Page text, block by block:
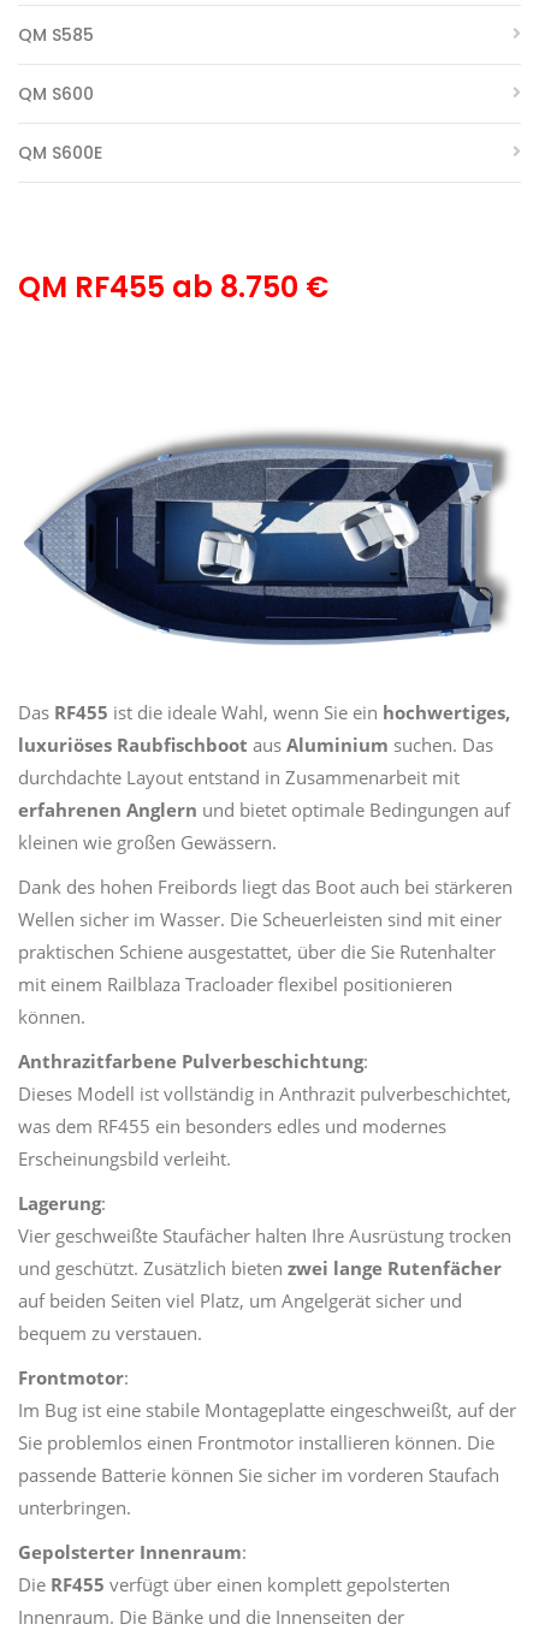
QM S585
QM S600
QM S600E
QM RF455 ab 8.750 €
Das RF455 ist die ideale Wahl, wenn Sie ein hochwertiges,
luxuriöses Raubfischboot aus Aluminium suchen. Das
durchdachte Layout entstand in Zusammenarbeit mit
erfahrenen Anglern und bietet optimale Bedingungen auf
kleinen wie großen Gewässern.
Dank des hohen Freibords liegt das Boot auch bei stärkeren
Wellen sicher im Wasser. Die Scheuerleisten sind mit einer
praktischen Schiene ausgestattet, über die Sie Rutenhalter
mit einem Railblaza Tracloader flexibel positionieren
können.
Anthrazitfarbene Pulverbeschichtung:
Dieses Modell ist vollständig in Anthrazit pulverbeschichtet,
was dem RF455 ein besonders edles und modernes
Erscheinungsbild verleiht.
Lagerung:
Vier geschweißte Staufächer halten Ihre Ausrüstung trocken
und geschützt. Zusätzlich bieten zwei lange Rutenfächer
auf beiden Seiten viel Platz, um Angelgerät sicher und
bequem zu verstauen.
Frontmotor:
Im Bug ist eine stabile Montageplatte eingeschweißt, auf der
Sie problemlos einen Frontmotor installieren können. Die
passende Batterie können Sie sicher im vorderen Staufach
unterbringen.
Gepolsterter Innenraum:
Die RF455 verfügt über einen komplett gepolsterten
Innenraum. Die Bänke und die Innenseiten der